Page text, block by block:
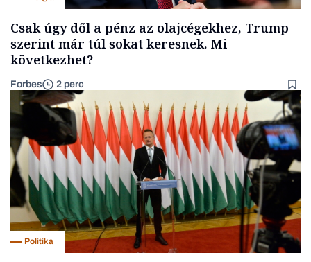
Csak úgy dől a pénz az olajcégekhez, Trump
szerint már túl sokat keresnek. Mi
következhet?
Forbes 2 perc
Politika